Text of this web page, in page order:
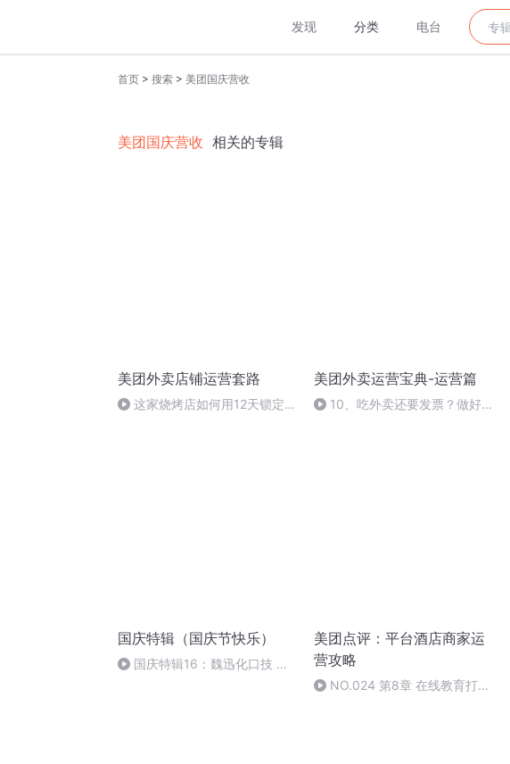
发现 分类 电台
首页 > 搜索 > 美团国庆营收
美团国庆营收 相关的专辑
美团外卖店铺运营套路
这家烧烤店如何用12天锁定
美团外卖运营宝典-运营篇
10、吃外卖还要发票？做好
国庆特辑（国庆节快乐）
国庆特辑16：魏迅化口技 二
美团点评：平台酒店商家运
营攻略
NO.024 第8章 在线教育打造